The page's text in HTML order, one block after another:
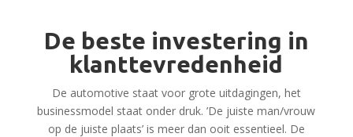
De beste investering in
klanttevredenheid
De automotive staat voor grote uitdagingen, het
businessmodel staat onder druk. ’De juiste man/vrouw
op de juiste plaats’ is meer dan ooit essentieel. De